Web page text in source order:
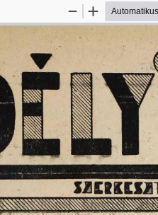
KicsinyítésNagyítás